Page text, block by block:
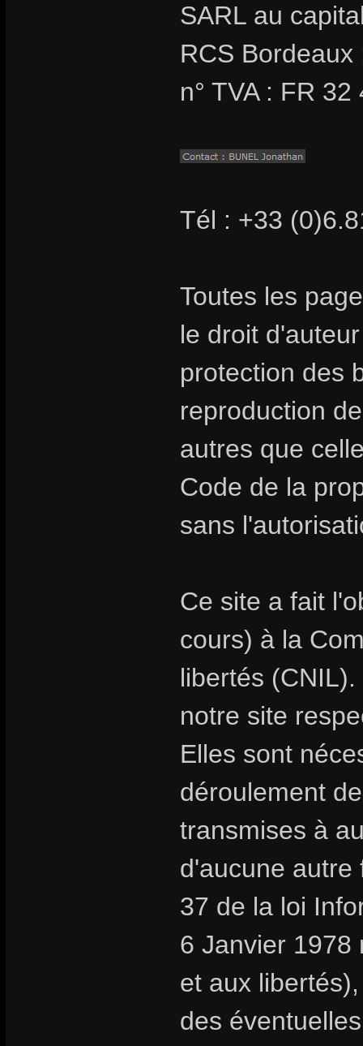
SARL au
RCS
n° TVA : FR
Tél : +33
Toutes les
le droit
protection des
reproduction
autres que
Code de la
sans
Ce site a fait
cours) à la
libertés
notre site
Elles sont
déroulement
transmises à
d'aucune autre
37 de la loi
6 Janvier 1978
et aux
des